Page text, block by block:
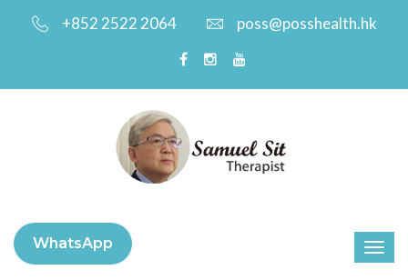
+852 2522 2064 poss@posshealth.hk
WhatsApp